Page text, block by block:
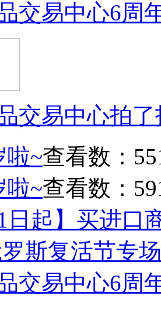
交易中心6周
交易中心拍
啦~查看数：
啦~查看数：
1日起】买进口
罗斯复活节专
交易中心6周